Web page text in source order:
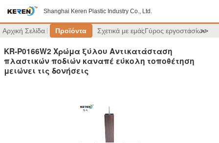
Shanghai Keren Plastic Industry Co., Ltd.
Αρχική Σελίδα Προϊόντα Σχετικά με εμάςΓύρος εργοστασίων
>>
KR-P0166W2 Χρώμα ξύλου Αντικατάσταση
πλαστικών ποδιών καναπέ εύκολη τοποθέτηση
μειώνει τις δονήσεις